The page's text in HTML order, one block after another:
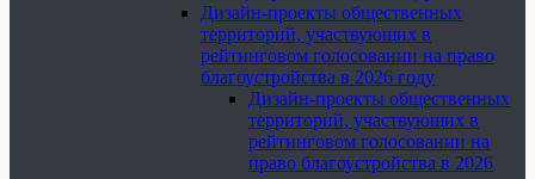
Дизайн-проекты общественных
территорий, участвующих в
рейтинговом голосовании на право
благоустройства в 2026 году
Дизайн-проекты общественных
территорий, участвующих в
рейтинговом голосовании на
право благоустройства в 2026